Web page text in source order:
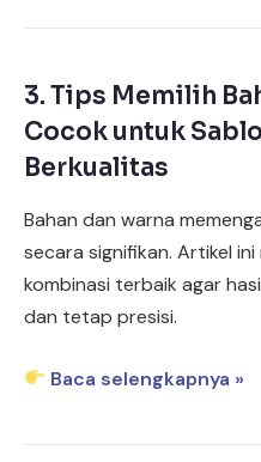
3.Tips Memilih
Cocok untuk
Berkualitas
Bahan dan warna
secara signifikan. Artikel
kombinasi terbaik agar
dan tetap presisi.
Baca selengkapnya »